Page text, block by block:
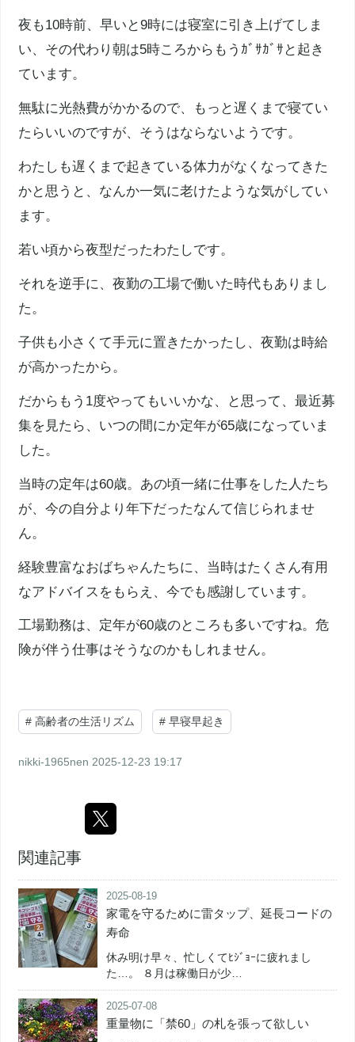
夜も10時前、早いと9時には寝室に引き上げてしま
い、その代わり朝は5時ころからもうｶﾞｻｶﾞｻと起き
ています。
無駄に光熱費がかかるので、もっと遅くまで寝てい
たらいいのですが、そうはならないようです。
わたしも遅くまで起きている体力がなくなってきた
かと思うと、なんか一気に老けたような気がしてい
ます。
若い頃から夜型だったわたしです。
それを逆手に、夜勤の工場で働いた時代もありまし
た。
子供も小さくて手元に置きたかったし、夜勤は時給
が高かったから。
だからもう1度やってもいいかな、と思って、最近募
集を見たら、いつの間にか定年が65歳になっていま
した。
当時の定年は60歳。あの頃一緒に仕事をした人たち
が、今の自分より年下だったなんて信じられませ
ん。
経験豊富なおばちゃんたちに、当時はたくさん有用
なアドバイスをもらえ、今でも感謝しています。
工場勤務は、定年が60歳のところも多いですね。危
険が伴う仕事はそうなのかもしれません。
# 高齢者の生活リズム # 早寝早起き
nikki-1965nen 2025-12-23 19:17
関連記事
2025-08-19
家電を守るために雷タップ、延長コードの
寿命
休み明け早々、忙しくてﾋｼﾞｮｰに疲れまし
た…。 ８月は稼働日が少…
2025-07-08
重量物に「禁60」の札を張って欲しい